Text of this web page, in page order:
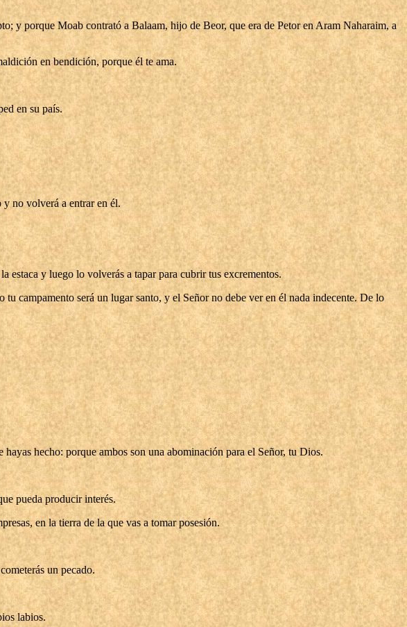
y porque Moab contrató a Balaam, hijo de Beor, que era de Petor en Aram Naharaim, a
en bendición, porque él te ama.
en su país.
y no volverá a entrar en él.
estaca y luego lo volverás a tapar para cubrir tus excrementos.
campamento será un lugar santo, y el Señor no debe ver en él nada indecente. De lo
hecho: porque ambos son una abominación para el Señor, tu Dios.
pueda producir interés.
en la tierra de la que vas a tomar posesión.
un pecado.
labios.